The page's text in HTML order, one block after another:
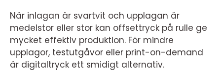
När inlagan är svartvit och upplagan är
medelstor eller stor kan offsettryck på rulle ge
mycket effektiv produktion. För mindre
upplagor, testutgåvor eller print-on-demand
är digitaltryck ett smidigt alternativ.